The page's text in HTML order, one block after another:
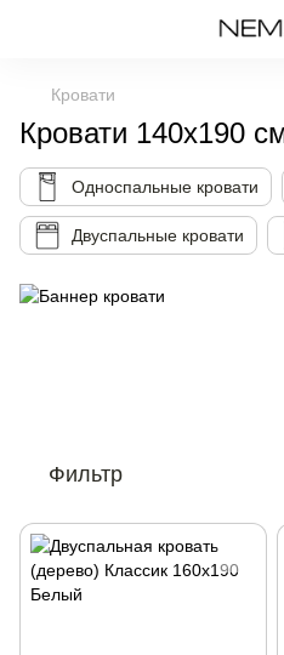
Кровати
Кровати 140х190
Односпальные кровати
Двуспальные кровати
Фильтр